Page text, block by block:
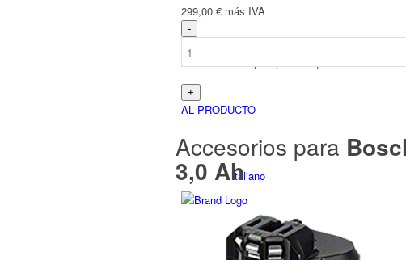
Italiano
299,00 € más IVA
AL PRODUCTO
Accesorios para
3,0 Ah